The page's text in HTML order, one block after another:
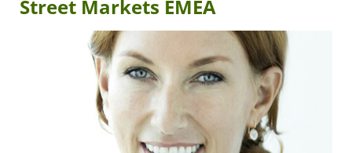
Street Markets EMEA